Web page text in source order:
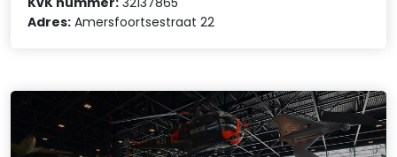
Adres: Amersfoortsestraat 22